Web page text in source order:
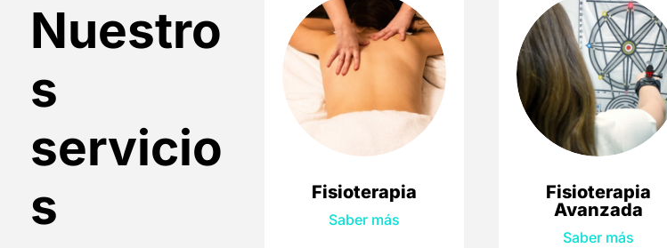
Nuestro
s
servicio
s
Fisioterapia
Saber más
Fisioterapia
Avanzada
Saber más